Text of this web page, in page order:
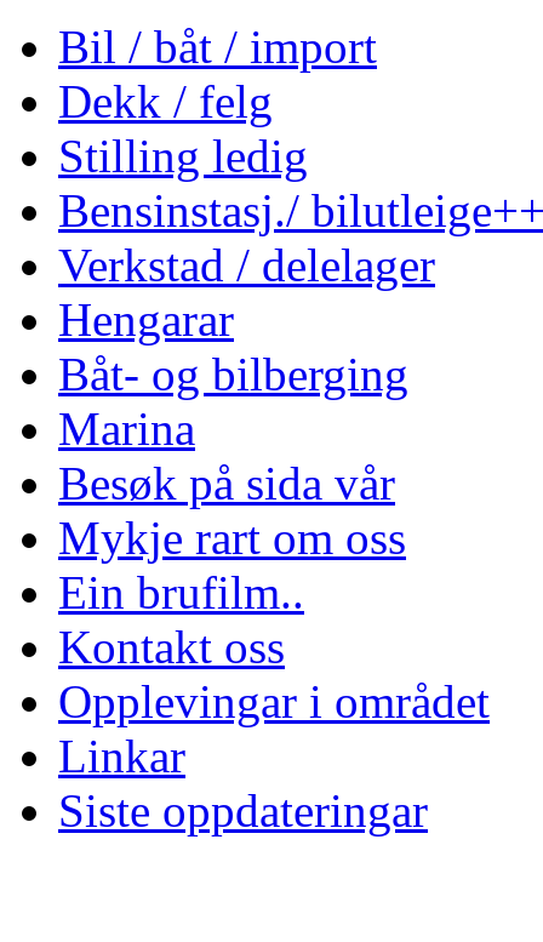
Bil / båt / import
Dekk / felg
Stilling ledig
Bensinstasj./
Verkstad / delelager
Hengarar
Båt- og bilberging
Marina
Besøk på sida vår
Mykje rart om oss
Ein brufilm..
Kontakt oss
Opplevingar i området
Linkar
Siste oppdateringar